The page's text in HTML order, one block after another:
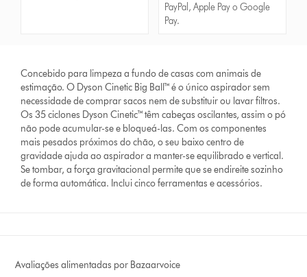
PayPal, Apple Pay o Google
Pay.
Concebido para limpeza a fundo de casas com animais de
estimação. O Dyson Cinetic Big Ball™ é o único aspirador sem
necessidade de comprar sacos nem de substituir ou lavar filtros.
Os 35 ciclones Dyson Cinetic™ têm cabeças oscilantes, assim o pó
não pode acumular-se e bloqueá-las. Com os componentes
mais pesados próximos do chão, o seu baixo centro de
gravidade ajuda ao aspirador a manter-se equilibrado e vertical.
Se tombar, a força gravitacional permite que se endireite sozinho
de forma automática. Inclui cinco ferramentas e acessórios.
Avaliações alimentadas por Bazaarvoice